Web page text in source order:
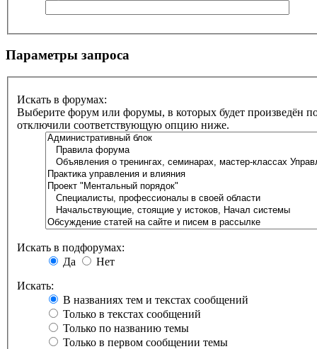
Параметры запроса
Искать в форумах:
Выберите форум или форумы, в которых будет произведён
отключили соответствующую опцию ниже.
Искать в подфорумах:
Да
Нет
Искать:
В названиях тем и текстах сообщений
Только в текстах сообщений
Только по названию темы
Только в первом сообщении темы